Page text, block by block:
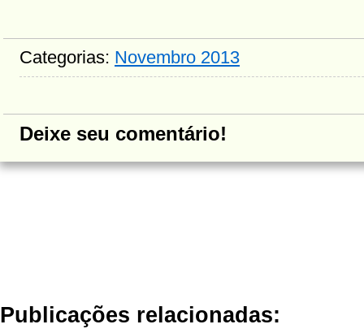
Categorias: Novembro 2013
Deixe seu comentário!
Publicações relacionadas: